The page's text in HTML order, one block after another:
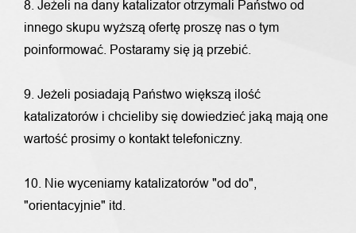
8. Jeżeli na dany katalizator otrzymali Państwo od
innego skupu wyższą ofertę proszę nas o tym
poinformować. Postaramy się ją przebić.
9. Jeżeli posiadają Państwo większą ilość
katalizatorów i chcieliby się dowiedzieć jaką mają one
wartość prosimy o kontakt telefoniczny.
10. Nie wyceniamy katalizatorów "od do",
"orientacyjnie" itd.